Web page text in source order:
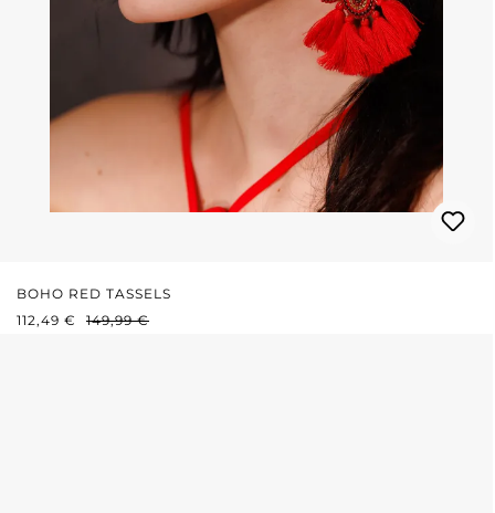
BOHO RED TASSELS
VERKAUFSPREIS:
112,49 € REGULÄRER PREIS:
149,99 €